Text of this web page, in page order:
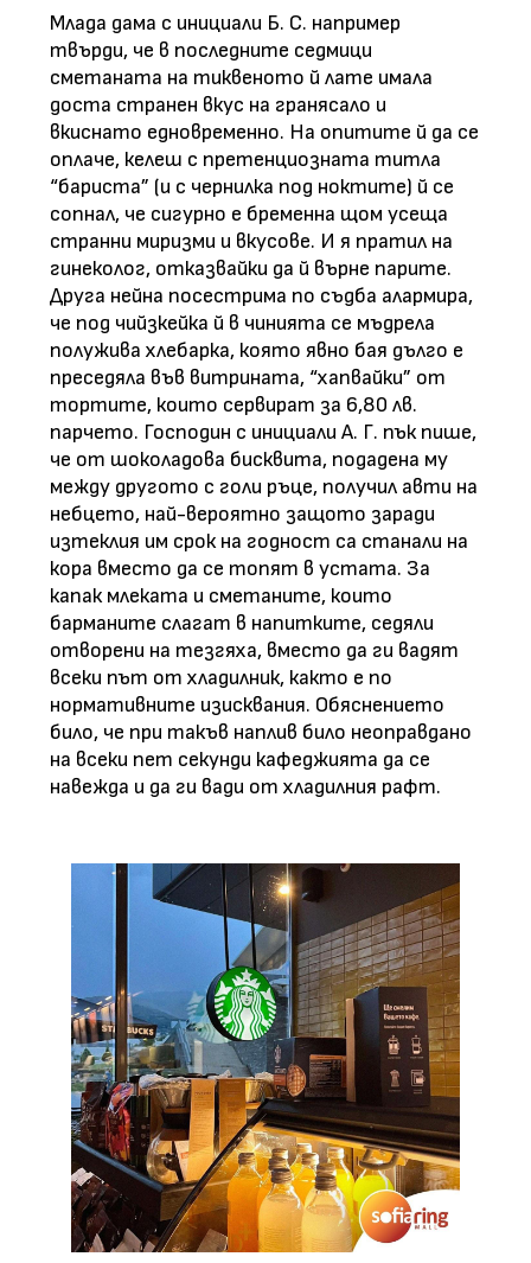
Млада дама с инициали Б. С. например
твърди, че в последните седмици
сметаната на тиквеното й лате имала
доста странен вкус на гранясало и
вкиснато едновременно. На опитите й да се
оплаче, келеш с претенциозната титла
“бариста” (и с чернилка под ноктите) й се
сопнал, че сигурно е бременна щом усеща
странни миризми и вкусове. И я пратил на
гинеколог, отказвайки да й върне парите.
Друга нейна посестрима по съдба алармира,
че под чийзкейка й в чинията се мъдрела
полужива хлебарка, която явно бая дълго е
преседяла във витрината, “хапвайки” от
тортите, които сервират за 6,80 лв.
парчето. Господин с инициали А. Г. пък пише,
че от шоколадова бисквита, подадена му
между другото с голи ръце, получил авти на
небцето, най-вероятно защото заради
изтеклия им срок на годност са станали на
кора вместо да се топят в устата. За
капак млеката и сметаните, които
барманите слагат в напитките, седяли
отворени на тезгяха, вместо да ги вадят
всеки път от хладилник, както е по
нормативните изисквания. Обяснението
било, че при такъв наплив било неоправдано
на всеки пет секунди кафеджията да се
навежда и да ги вади от хладилния рафт.